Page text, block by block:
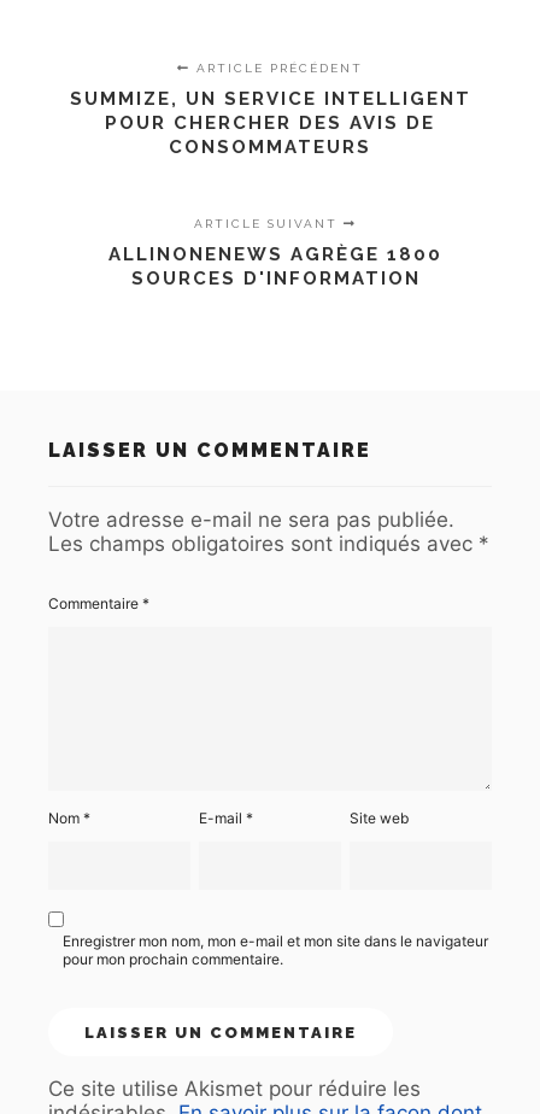
ARTICLE PRÉCÉDENT
SUMMIZE, UN SERVICE INTELLIGENT
POUR CHERCHER DES AVIS DE
CONSOMMATEURS
ARTICLE SUIVANT
ALLINONENEWS AGRÈGE 1800
SOURCES D'INFORMATION
LAISSER UN COMMENTAIRE
Votre adresse e-mail ne sera pas publiée.
Les champs obligatoires sont indiqués avec *
Commentaire *
Nom * E-mail* Site web
Enregistrer mon nom, mon e-mail et mon site dans le navigateur
pour mon prochain commentaire.
Ce site utilise Akismet pour réduire les